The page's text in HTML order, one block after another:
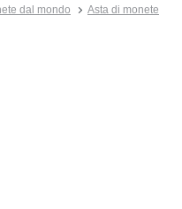
dal mondo
Asta di monete